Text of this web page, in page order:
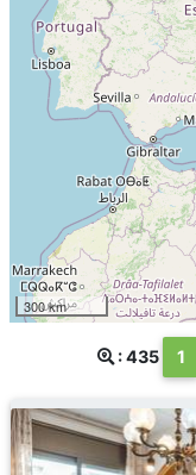
300 km
: 435 1